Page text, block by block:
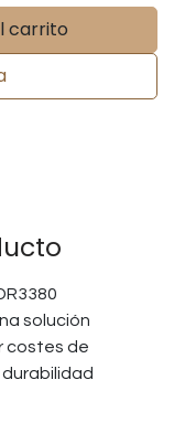
carrito
solución
costes de